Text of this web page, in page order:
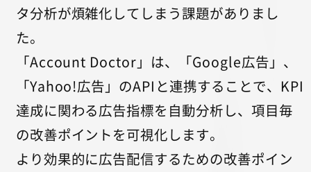
タ分析が煩雑化してしまう課題がありまし
た。
「Account Doctor」は、「Google広告」、
「Yahoo!広告」のAPIと連携することで、KPI
達成に関わる広告指標を自動分析し、項目毎
の改善ポイントを可視化します。
より効果的に広告配信するための改善ポイン